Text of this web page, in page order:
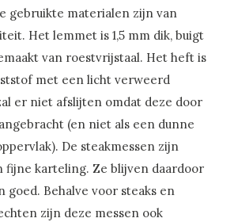
gebruikte materialen zijn van
Het lemmet is 1,5 mm dik, buigt
van roestvrijstaal. Het heft is
met een licht verweerd
er niet afslijten omdat deze door
(en niet als een dunne
De steakmessen zijn
fijne karteling. Ze blijven daardoor
goed. Behalve voor steaks en
zijn deze messen ook